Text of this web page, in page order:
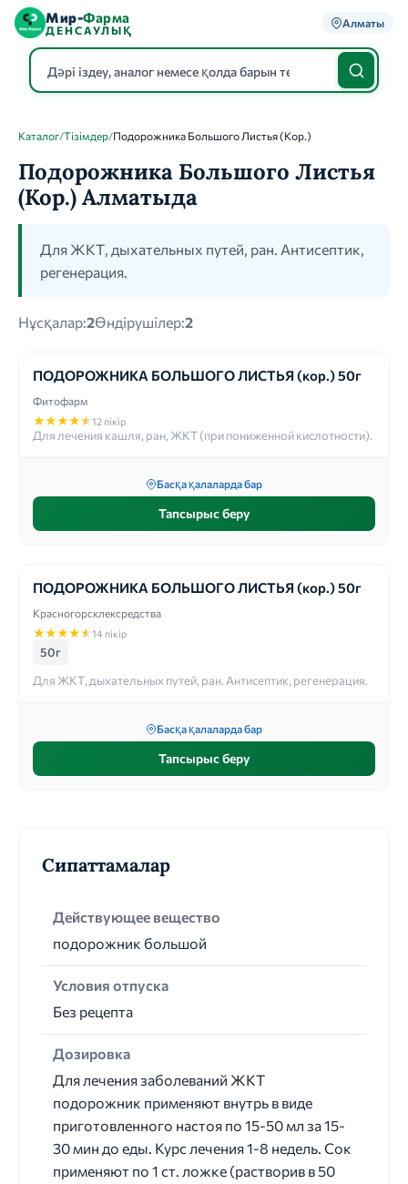
Мир-Фарма
ДЕНСАУЛЫҚ
Алматы
Каталог
Каталог/Тізімдер/Подорожника Большого Листья (Кор.)
Подорожника Большого Листья
(Кор.) Алматыда
Для ЖКТ, дыхательных путей, ран. Антисептик,
регенерация.
Нұсқалар:2Өндірушілер:2
ПОДОРОЖНИКА БОЛЬШОГО ЛИСТЬЯ (кор.) 50г
Фитофарм
★★★★★12 пікір
Для лечения кашля, ран, ЖКТ (при пониженной кислотности).
Басқа қалаларда бар
Тапсырыс беру
ПОДОРОЖНИКА БОЛЬШОГО ЛИСТЬЯ (кор.) 50г
Красногорсклексредства
★★★★★14 пікір
50г
Для ЖКТ, дыхательных путей, ран. Антисептик, регенерация.
Басқа қалаларда бар
Тапсырыс беру
Сипаттамалар
Действующее вещество
подорожник большой
Условия отпуска
Без рецепта
Дозировка
Для лечения заболеваний ЖКТ
подорожник применяют внутрь в виде
приготовленного настоя по 15-50 мл за 15-
30 мин до еды. Курс лечения 1-8 недель. Сок
применяют по 1 ст. ложке (растворив в 50